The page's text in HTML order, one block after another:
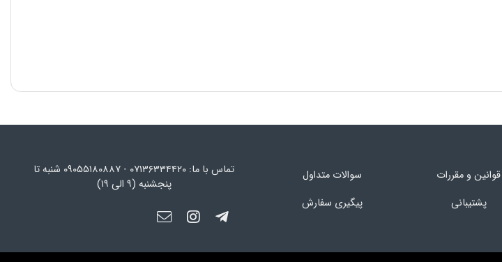
قوانین و مقررات
سوالات متداول
پشتیبانی پیگیری سفارش
تماس با ما: ۰۷۱۳۶۳۳۴۴۲۰ - ۰۹۰۵۵۱۸۰۸۸۷ شنبه تا
پنجشنبه (۹ الی ۱۹)